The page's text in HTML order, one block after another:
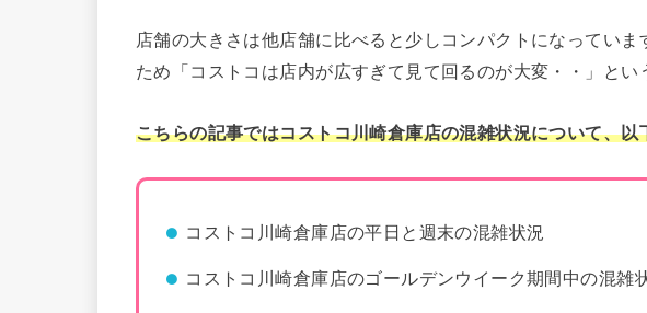
店舗の大きさは他店舗に比べると少しコンパクトになってい
ため「コストコは店内が広すぎて見て回るのが大変・・」とい
こちらの記事ではコストコ川崎倉庫店の混雑状況について、
コストコ川崎倉庫店の平日と週末の混雑状況
コストコ川崎倉庫店のゴールデンウイーク期間中の混雑